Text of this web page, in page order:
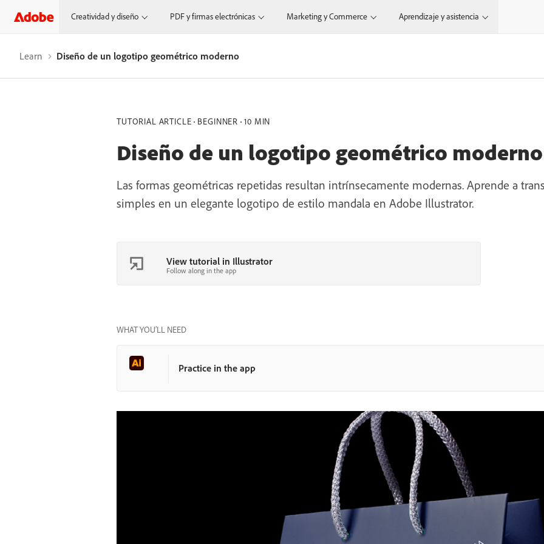
Creatividad y diseño PDF y firmas electrónicas Marketing y Commerce Aprendizaje y asistencia
Learn Diseño de un logotipo geométrico moderno
TUTORIAL ARTICLE BEGINNER 10 MIN
Diseño de un logotipo geométrico moderno
Las formas geométricas repetidas resultan intrínsecamente modernas. Aprende a
simples en un elegante logotipo de estilo mandala en Adobe Illustrator.
View tutorial in Illustrator
Follow along in the app
WHAT YOU’LL NEED
Practice in the app